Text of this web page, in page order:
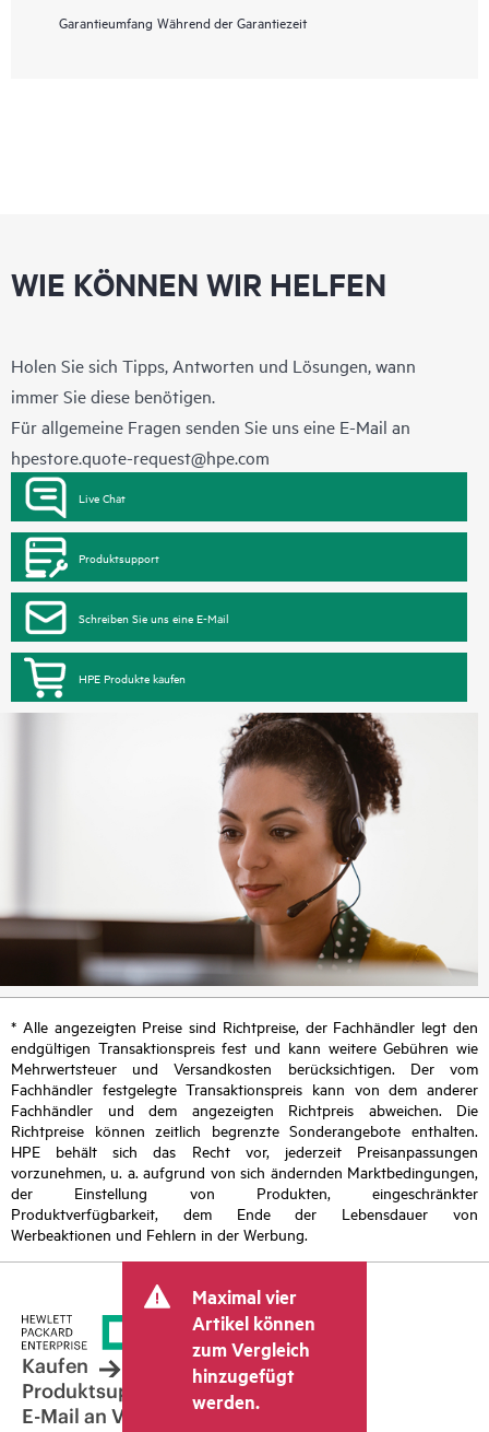
Garantieumfang Während der Garantiezeit
WIE KÖNNEN WIR HELFEN
Holen Sie sich Tipps, Antworten und Lösungen, wann
immer Sie diese benötigen.
Für allgemeine Fragen senden Sie uns eine E-Mail an
hpestore.quote-request@hpe.com
Live Chat
Produktsupport
Schreiben Sie uns eine E-Mail
HPE Produkte kaufen
* Alle angezeigten Preise sind Richtpreise, der Fachhändler legt den
endgültigen Transaktionspreis fest und kann weitere Gebühren wie
Mehrwertsteuer und Versandkosten berücksichtigen. Der vom
Fachhändler festgelegte Transaktionspreis kann von dem anderer
Fachhändler und dem angezeigten Richtpreis abweichen. Die
Richtpreise können zeitlich begrenzte Sonderangebote enthalten.
HPE behält sich das Recht vor, jederzeit Preisanpassungen
vorzunehmen, u. a. aufgrund von sich ändernden Marktbedingungen,
der Einstellung von Produkten, eingeschränkter
Produktverfügbarkeit, dem Ende der Lebensdauer von
Werbeaktionen und Fehlern in der Werbung.
Maximal vier
Artikel können
zum Vergleich
hinzugefügt
werden.
Kaufen
Produktsupport
E-Mail an Vertrieb